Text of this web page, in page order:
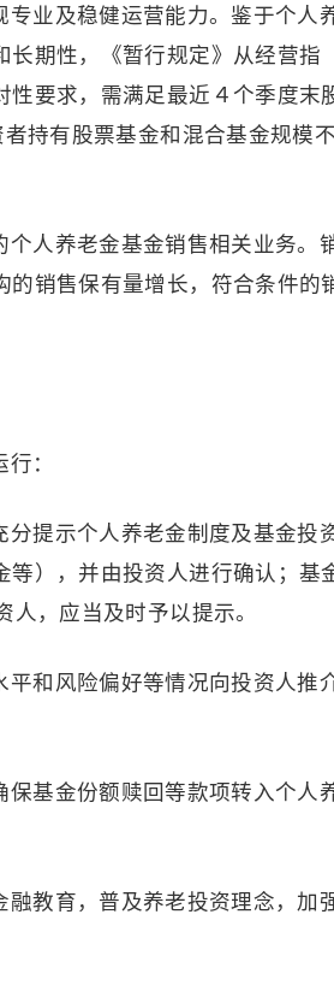
业及稳健运营能力。鉴于个人
长期性，《暂行规定》从经营指
要求，需满足最近４个季度末
持有股票基金和混合基金规模不
人养老金基金销售相关业务。
销售保有量增长，符合条件的
：
提示个人养老金制度及基金投
），并由投资人进行确认；基
，应当及时予以提示。
和风险偏好等情况向投资人推
基金份额赎回等款项转入个人
教育，普及养老投资理念，加